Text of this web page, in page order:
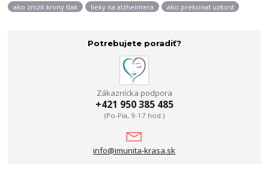
ako znizit krvny tlak
lieky na alzheimera ako prekonat uzkost
Potrebujete poradiť?
Zákaznícka podpora
+421 950 385 485
(Po-Pia, 9-17 hod.)
info@imunita-krasa.sk